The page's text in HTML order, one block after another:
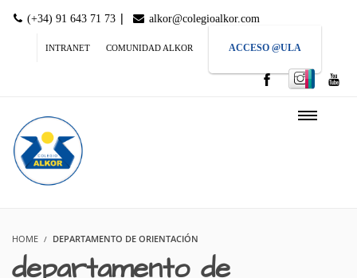
(+34) 91 643 71 73 | alkor@colegioalkor.com
INTRANET COMUNIDAD ALKOR ACCESO @ULA
HOME DEPARTAMENTO DE ORIENTACIÓN
departamento de